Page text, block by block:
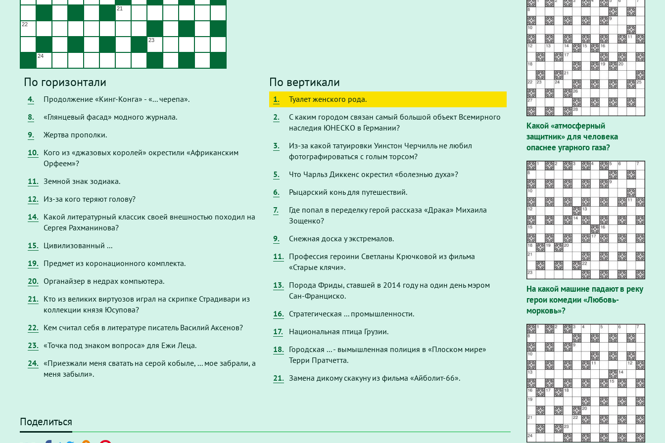
21
22
23
24
По горизонтали
4.
Продолжение «Кинг-Конга» - «... черепа».
8.
«Глянцевый фасад» модного журнала.
9.
Жертва прополки.
10. Кого из «джазовых королей» окрестили «Африканским
Орфеем»?
11. Земной знак зодиака.
12. Из-за кого теряют голову?
14. Какой литературный классик своей внешностью походил на
Сергея Рахманинова?
15. Цивилизованный ...
19. Предмет из коронационного комплекта.
20. Органайзер в недрах компьютера.
21. Кто из великих виртуозов играл на скрипке Страдивари из
коллекции князя Юсупова?
22. Кем считал себя в литературе писатель Василий Аксенов?
23. «Точка под знаком вопроса» для Ежи Леца.
24. «Приезжали меня сватать на серой кобыле, ... мое забрали, а
меня забыли».
По вертикали
1.
Туалет женского рода.
2.
С каким городом связан самый большой объект Всемирного
наследия ЮНЕСКО в Германии?
3.
Из-за какой татуировки Уинстон Черчилль не любил
фотографироваться с голым торсом?
5.
Что Чарльз Диккенс окрестил «болезнью духа»?
6.
Рыцарский конь для путешествий.
7.
Где попал в переделку герой рассказа «Драка» Михаила
Зощенко?
9.
Снежная доска у экстремалов.
11. Профессия героини Светланы Крючковой из фильма
«Старые клячи».
13. Порода Фриды, ставшей в 2014 году на один день мэром
Сан-Франциско.
16. Стратегическая ... промышленности.
17.
Национальная птица Грузии.
18. Городская ... - вымышленная полиция в «Плоском мире»
Терри Пратчетта.
21. Замена дикому скакуну из фильма «Айболит-66».
Поделиться
Какой «атмосферный
защитник» для человека
опаснее угарного газа?
На какой машине падают в реку
герои комедии «Любовь-
морковь»?